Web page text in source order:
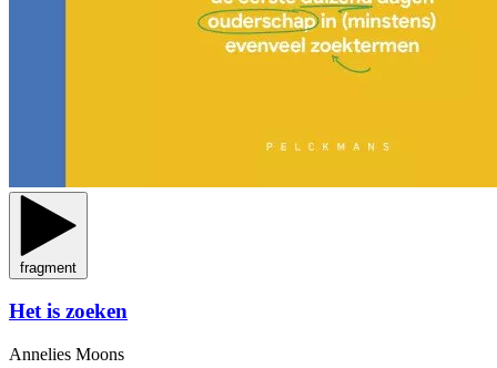
fragment
Het is zoeken
Annelies Moons